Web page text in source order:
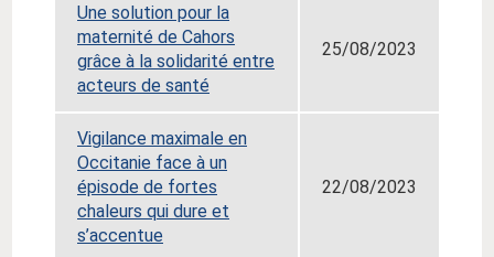
Une solution pour la
maternité de Cahors
grâce à la solidarité entre
acteurs de santé
25/08/2023
Vigilance maximale en
Occitanie face à un
épisode de fortes
chaleurs qui dure et
s’accentue
22/08/2023